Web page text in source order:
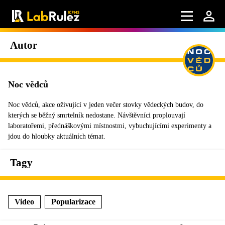
Autor
Noc vědců
Noc vědců, akce oživující v jeden večer stovky vědeckých budov, do
kterých se běžný smrtelník nedostane. Návštěvníci proplouvají
laboratořemi, přednáškovými místnostmi, vybuchujícími experimenty a
jdou do hloubky aktuálních témat.
Tagy
Video Popularizace